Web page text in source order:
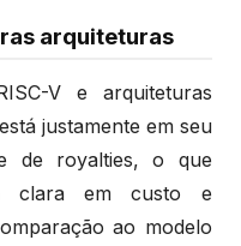
arquiteturas
V e arquiteturas
justamente em seu
de royalties, o que
clara em custo e
ao modelo